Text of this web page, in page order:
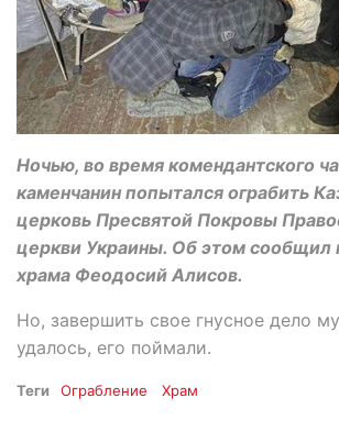
Ночью, во время комендантского
каменчанин попытался ограбить
церковь Пресвятой Покровы
церкви Украины. Об этом сообщил
храма Феодосий Алисов.
Но, завершить свое гнусное дело
удалось, его поймали.
Теги Ограбление Храм